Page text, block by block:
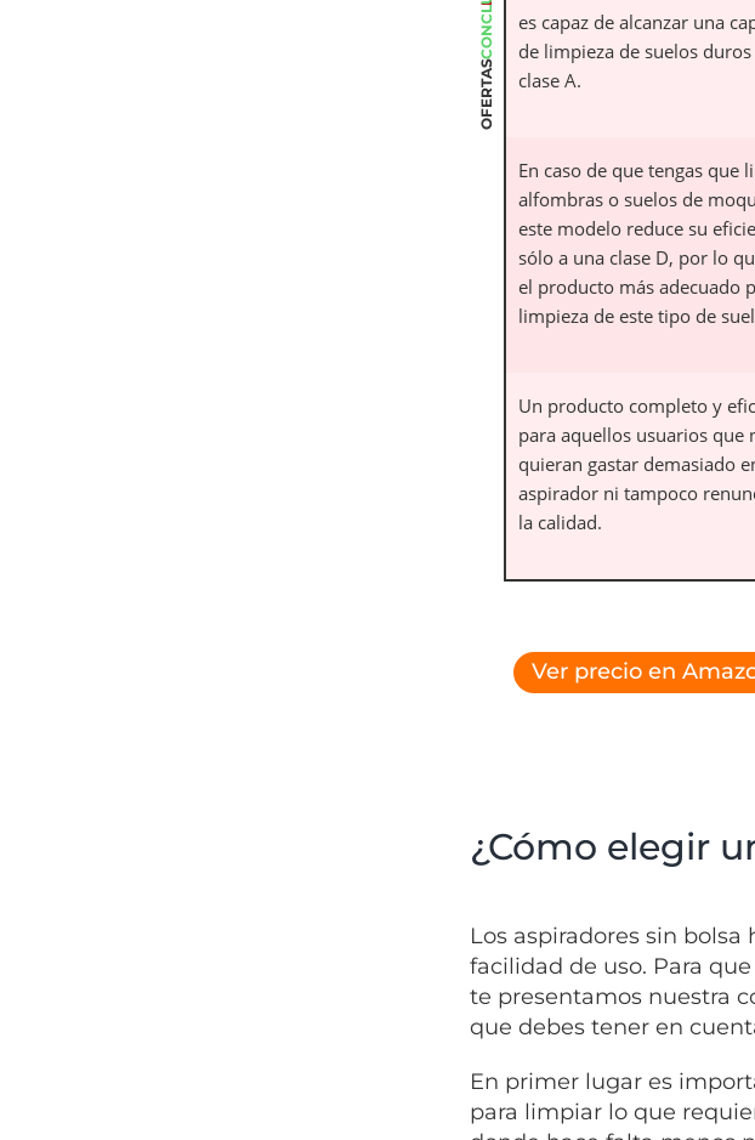
OFERTAS
es capaz de alcanzar una
de limpieza de suelos
clase A.
En caso de que tengas que
alfombras o suelos de
este modelo reduce su
sólo a una clase D, por lo
el producto más adecuado
limpieza de este tipo de
Un producto completo y
para aquellos usuarios que
quieran gastar demasiado
aspirador ni tampoco
la calidad.
Ver precio en
¿Cómo elegir
Los aspiradores sin bolsa
facilidad de uso. Para
te presentamos nuestra
que debes tener en
En primer lugar es
para limpiar lo que